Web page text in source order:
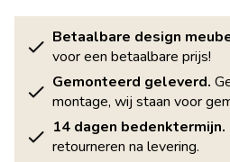
Betaalbare design
voor een betaalbare prijs!
Gemonteerd geleverd.
montage, wij staan voor
14 dagen bedenktermijn.
retourneren na levering.